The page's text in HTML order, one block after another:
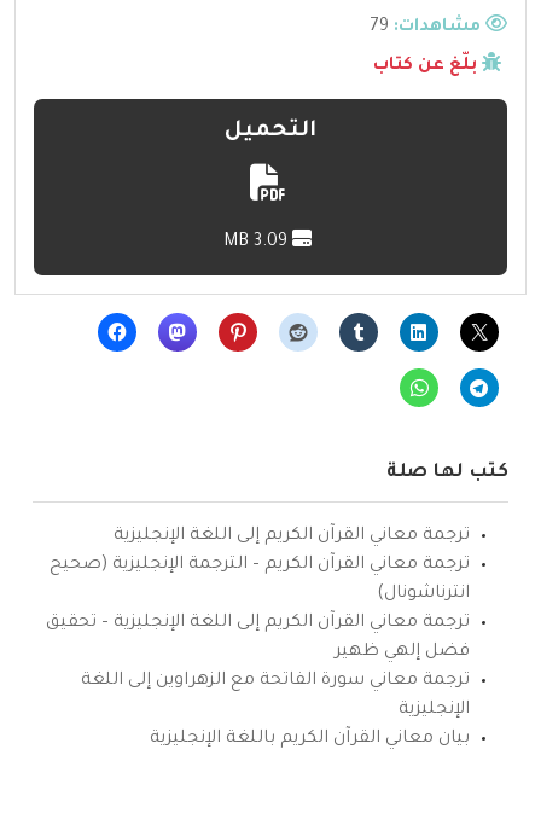
مشاهدات:
بلّغ عن كتاب
التحميل
كتب لها صلة
ترجمة معاني القرآن الكريم إلى اللغة الإنجليزية
ترجمة معاني القرآن الكريم – الترجمة الإنجليزية (صحيح
انترناشونال)
ترجمة معاني القرآن الكريم إلى اللغة الإنجليزية – تحقيق
فضل إلهي ظهير
ترجمة معاني سورة الفاتحة مع الزهراوين إلى اللغة
الإنجليزية
بيان معاني القرآن الكريم باللغة الإنجليزية